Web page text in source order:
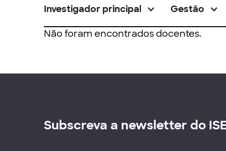
Investigador principal Gestão
Não foram encontrados docentes.
Subscreva a newsletter do